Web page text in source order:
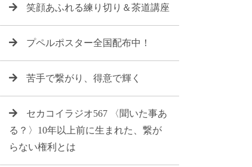
笑顔あふれる練り切り＆茶道講座
プペルポスター全国配布中！
苦手で繋がり、得意で輝く
セカコイラジオ567 〈聞いた事あ
る？〉10年以上前に生まれた、繋が
らない権利とは